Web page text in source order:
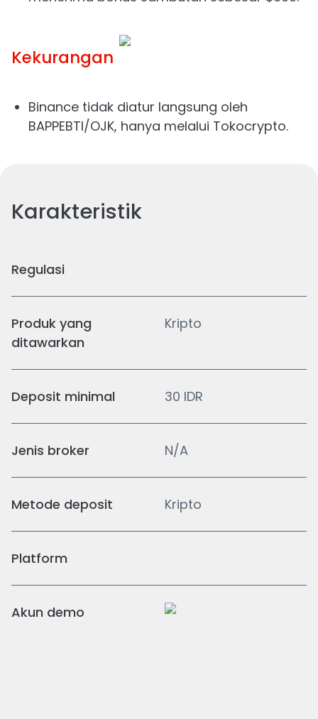
Kekurangan
Binance tidak diatur langsung oleh
BAPPEBTI/OJK, hanya melalui Tokocrypto.
Karakteristik
Regulasi
Produk yang
ditawarkan
Kripto
Deposit minimal 30 IDR
Jenis broker N/A
Metode deposit Kripto
Platform
Akun demo